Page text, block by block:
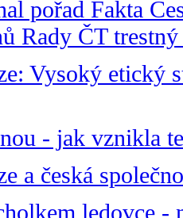
pořad Fakta
Rady ČT
Vysoký etický
- jak vznikla
a česká
ledovce -